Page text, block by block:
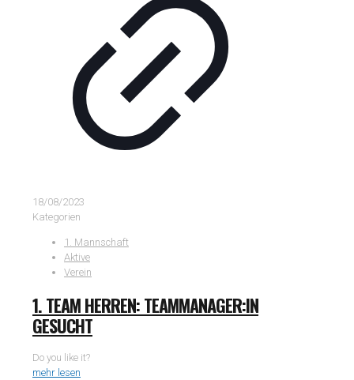
18/08/2023
Kategorien
1. Mannschaft
Aktive
Verein
1. TEAM HERREN: TEAMMANAGER:IN
GESUCHT
Do you like it?
mehr lesen